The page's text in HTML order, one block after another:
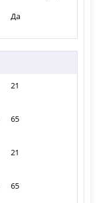
Да
21
65
21
65